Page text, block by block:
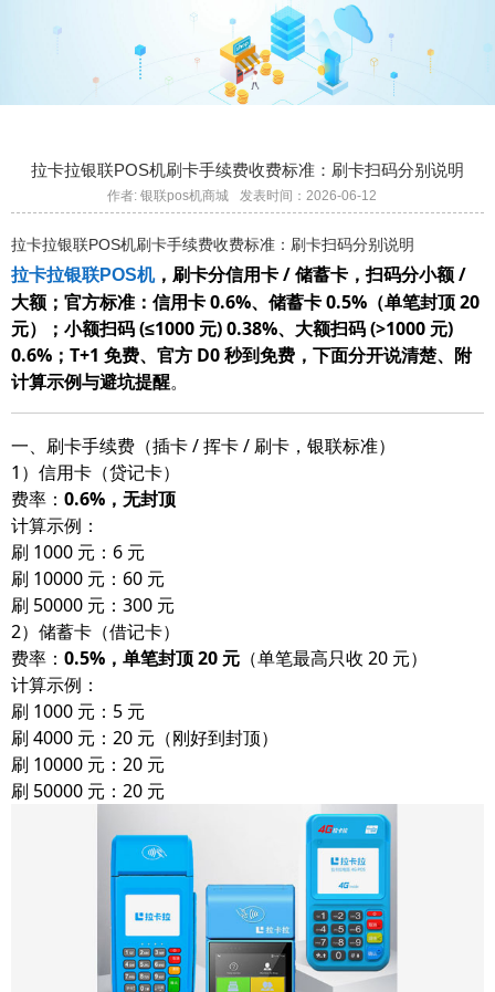
拉卡拉银联POS机刷卡手续费收费标准：刷卡扫码分别说明
作者: 银联pos机商城 发表时间：2026-06-12
拉卡拉银联POS机刷卡手续费收费标准：刷卡扫码分别说明
拉卡拉银联POS机，刷卡分信用卡 / 储蓄卡，扫码分小额 /
大额；官方标准：信用卡 0.6%、储蓄卡 0.5%（单笔封顶 20
元）；小额扫码 (≤1000 元) 0.38%、大额扫码 (>1000 元)
0.6%；T+1 免费、官方 D0 秒到免费，下面分开说清楚、附
计算示例与避坑提醒。
一、刷卡手续费（插卡 / 挥卡 / 刷卡，银联标准）
1）信用卡（贷记卡）
费率： 0.6%，无封顶
计算示例：
刷 1000 元：6 元
刷 10000 元：60 元
刷 50000 元：300 元
2）储蓄卡（借记卡）
费率： 0.5%，单笔封顶 20 元 （单笔最高只收 20 元）
计算示例：
刷 1000 元：5 元
刷 4000 元：20 元（刚好到封顶）
刷 10000 元：20 元
刷 50000 元：20 元